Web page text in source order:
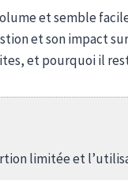
et semble
et son impact
et pourquoi il
limitée et